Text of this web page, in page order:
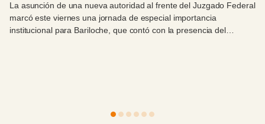
convenio con la UBA
En un acontecimiento de gran relevancia institucional y
para la ciudad, este viernes 7 de agosto se llevó a cabo el
Institucionales, Antonio Zidar- quien hizo uso de la